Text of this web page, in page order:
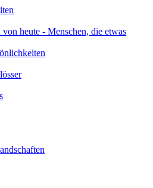
heute - Menschen, die etwas